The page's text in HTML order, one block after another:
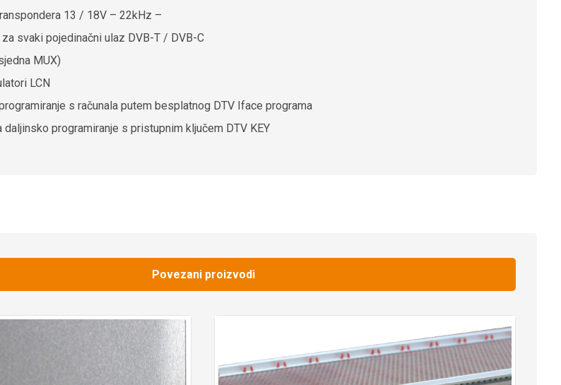
13 / 18V – 22kHz –
svaki pojedinačni ulaz DVB-T / DVB-C
MUX)
LCN
s računala putem besplatnog DTV Iface programa
daljinsko programiranje s pristupnim ključem DTV KEY
Povezani proizvodi